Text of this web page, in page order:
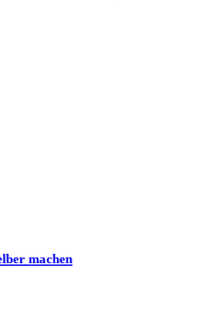
machen